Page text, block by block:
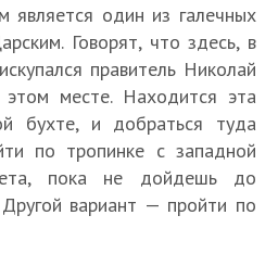
является один из галечных
Говорят, что здесь, в
правитель Николай
месте. Находится эта
бухте, и добраться туда
по тропинке с западной
пока не дойдешь до
вариант — пройти по